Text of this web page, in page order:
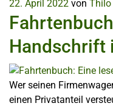
22. April 2022 von Thilo
Handschrift
Wer seinen
einen Privatanteil